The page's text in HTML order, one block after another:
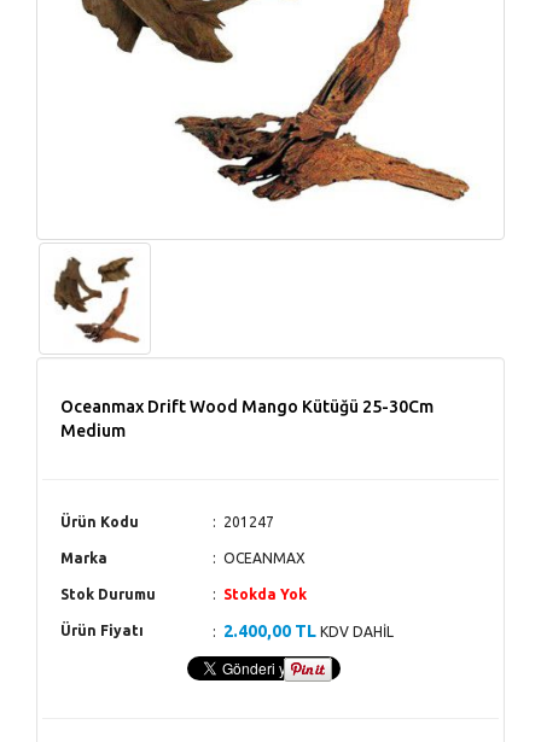
Oceanmax Drift Wood Mango Kütüğü 25-30Cm
Medium
Ürün Kodu 201247
Marka OCEANMAX
Stok Durumu Stokda Yok
Ürün Fiyatı 2.400,00 TL KDV DAHİL